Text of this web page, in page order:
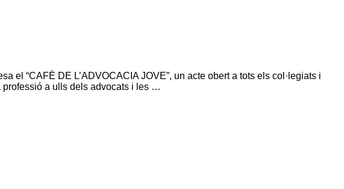
el “CAFÈ DE L’ADVOCACIA JOVE”, un acte obert a tots els col·legiats i
professió a ulls dels advocats i les …